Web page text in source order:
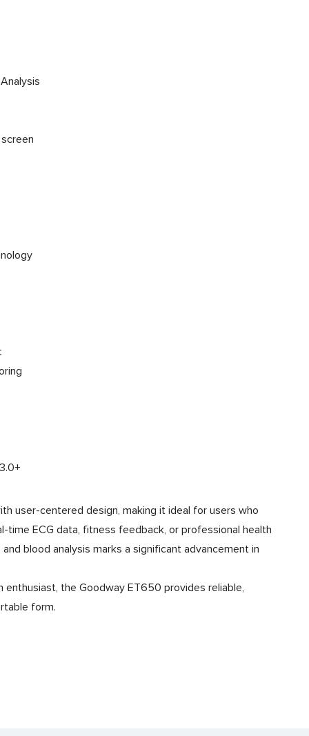
user-centered design, making it ideal for users who
ECG data, fitness feedback, or professional health
blood analysis marks a significant advancement in
the Goodway ET650 provides reliable,
form.